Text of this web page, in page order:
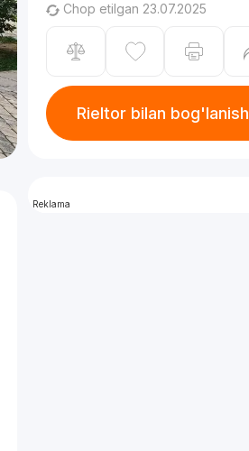
Chop etilgan 23.07.2025
Rieltor bilan bog'lanish
Reklama